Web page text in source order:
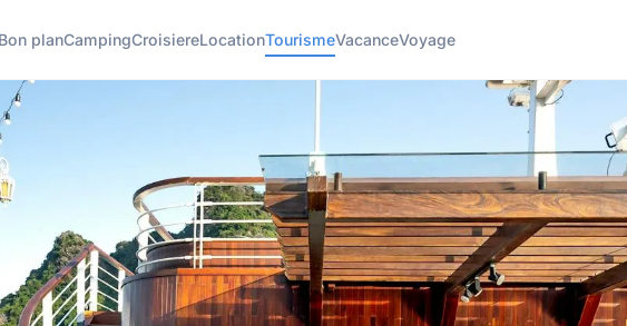
Bon planCampingCroisiereLocationTourismeVacanceVoyage